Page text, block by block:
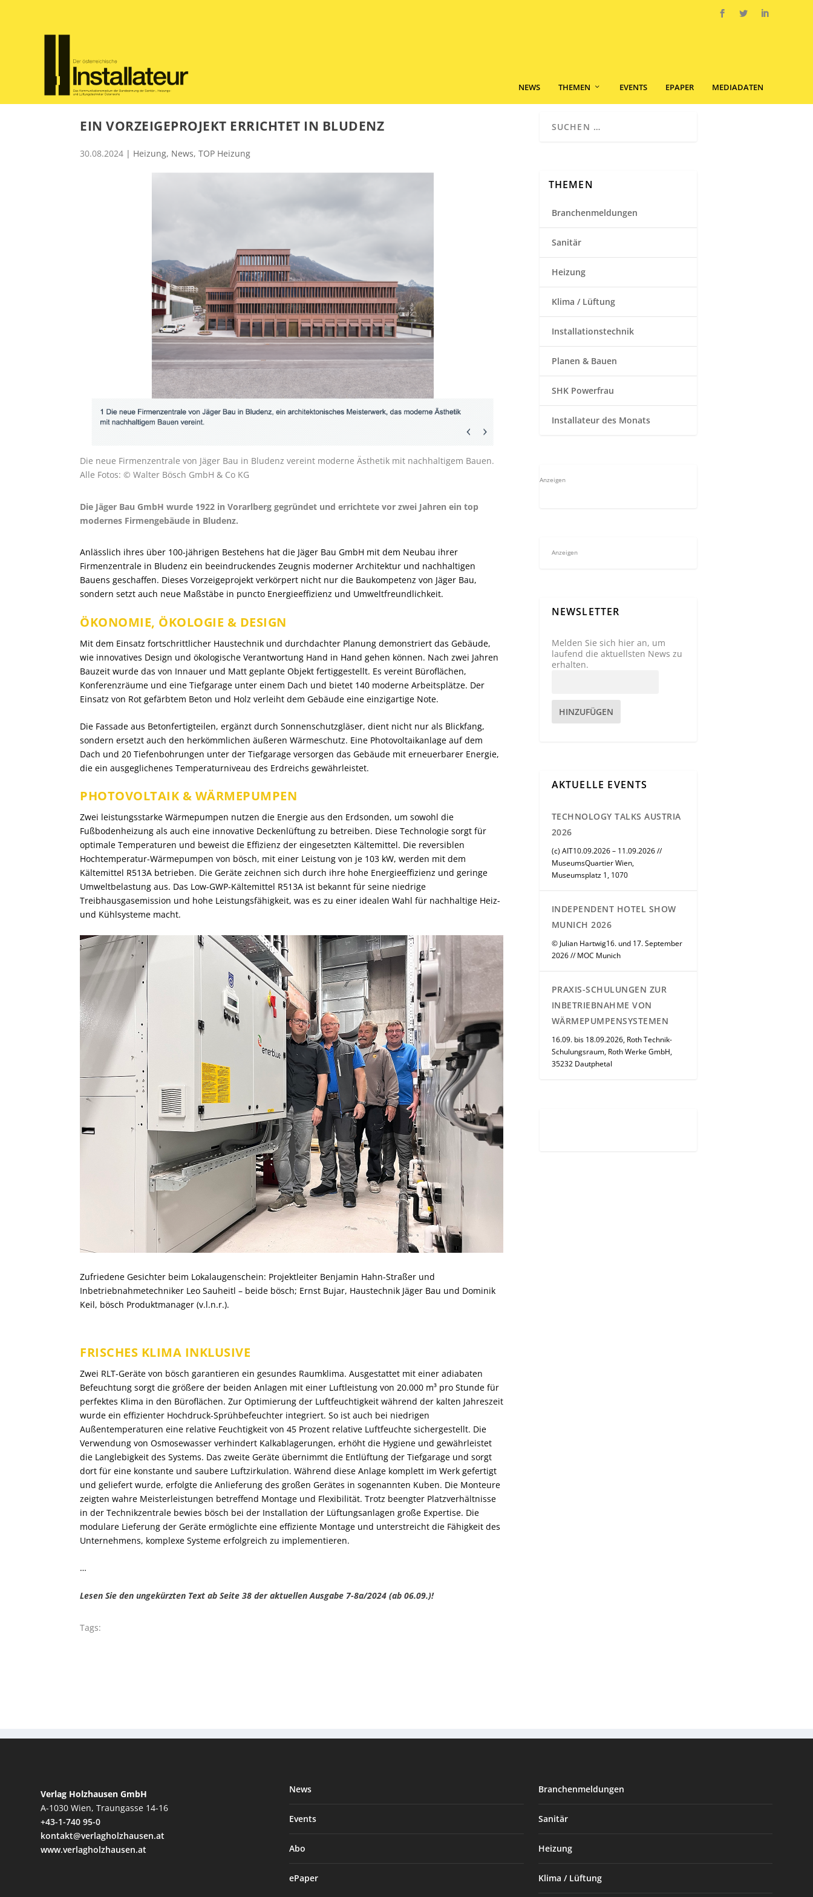
NEWS THEMEN EVENTS EPAPER MEDIADATEN
EIN VORZEIGEPROJEKT ERRICHTET IN BLUDENZ
30.08.2024 | Heizung, News, TOP Heizung
Die neue Firmenzentrale von Jäger Bau in Bludenz vereint moderne Ästhetik mit nachhaltigem Bauen.
Alle Fotos: © Walter Bösch GmbH & Co KG
Die Jäger Bau GmbH wurde 1922 in Vorarlberg gegründet und errichtete vor zwei Jahren ein top
modernes Firmengebäude in Bludenz.
Anlässlich ihres über 100-jährigen Bestehens hat die Jäger Bau GmbH mit dem Neubau ihrer
Firmenzentrale in Bludenz ein beeindruckendes Zeugnis moderner Architektur und nachhaltigen
Bauens geschaffen. Dieses Vorzeigeprojekt verkörpert nicht nur die Baukompetenz von Jäger Bau,
sondern setzt auch neue Maßstäbe in puncto Energieeffizienz und Umweltfreundlichkeit.
ÖKONOMIE, ÖKOLOGIE & DESIGN
Mit dem Einsatz fortschrittlicher Haustechnik und durchdachter Planung demonstriert das Gebäude,
wie innovatives Design und ökologische Verantwortung Hand in Hand gehen können. Nach zwei Jahren
Bauzeit wurde das von Innauer und Matt geplante Objekt fertiggestellt. Es vereint Büroflächen,
Konferenzräume und eine Tiefgarage unter einem Dach und bietet 140 moderne Arbeitsplätze. Der
Einsatz von Rot gefärbtem Beton und Holz verleiht dem Gebäude eine einzigartige Note.
Die Fassade aus Betonfertigteilen, ergänzt durch Sonnenschutzgläser, dient nicht nur als Blickfang,
sondern ersetzt auch den herkömmlichen äußeren Wärmeschutz. Eine Photovoltaikanlage auf dem
Dach und 20 Tiefenbohrungen unter der Tiefgarage versorgen das Gebäude mit erneuerbarer Energie,
die ein ausgeglichenes Temperaturniveau des Erdreichs gewährleistet.
PHOTOVOLTAIK & WÄRMEPUMPEN
Zwei leistungsstarke Wärmepumpen nutzen die Energie aus den Erdsonden, um sowohl die
Fußbodenheizung als auch eine innovative Deckenlüftung zu betreiben. Diese Technologie sorgt für
optimale Temperaturen und beweist die Effizienz der eingesetzten Kältemittel. Die reversiblen
Hochtemperatur-Wärmepumpen von bösch, mit einer Leistung von je 103 kW, werden mit dem
Kältemittel R513A betrieben. Die Geräte zeichnen sich durch ihre hohe Energieeffizienz und geringe
Umweltbelastung aus. Das Low-GWP-Kältemittel R513A ist bekannt für seine niedrige
Treibhausgasemission und hohe Leistungsfähigkeit, was es zu einer idealen Wahl für nachhaltige Heiz-
und Kühlsysteme macht.
Zufriedene Gesichter beim Lokalaugenschein: Projektleiter Benjamin Hahn-Straßer und
Inbetriebnahmetechniker Leo Sauheitl – beide bösch; Ernst Bujar, Haustechnik Jäger Bau und Dominik
Keil, bösch Produktmanager (v.l.n.r.).
FRISCHES KLIMA INKLUSIVE
Zwei RLT-Geräte von bösch garantieren ein gesundes Raumklima. Ausgestattet mit einer adiabaten
Befeuchtung sorgt die größere der beiden Anlagen mit einer Luftleistung von 20.000 m³ pro Stunde für
perfektes Klima in den Büroflächen. Zur Optimierung der Luftfeuchtigkeit während der kalten Jahreszeit
wurde ein effizienter Hochdruck-Sprühbefeuchter integriert. So ist auch bei niedrigen
Außentemperaturen eine relative Feuchtigkeit von 45 Prozent relative Luftfeuchte sichergestellt. Die
Verwendung von Osmosewasser verhindert Kalkablagerungen, erhöht die Hygiene und gewährleistet
die Langlebigkeit des Systems. Das zweite Geräte übernimmt die Entlüftung der Tiefgarage und sorgt
dort für eine konstante und saubere Luftzirkulation. Während diese Anlage komplett im Werk gefertigt
und geliefert wurde, erfolgte die Anlieferung des großen Gerätes in sogenannten Kuben. Die Monteure
zeigten wahre Meisterleistungen betreffend Montage und Flexibilität. Trotz beengter Platzverhältnisse
in der Technikzentrale bewies bösch bei der Installation der Lüftungsanlagen große Expertise. Die
modulare Lieferung der Geräte ermöglichte eine effiziente Montage und unterstreicht die Fähigkeit des
Unternehmens, komplexe Systeme erfolgreich zu implementieren.
…
Lesen Sie den ungekürzten Text ab Seite 38 der aktuellen Ausgabe 7-8a/2024 (ab 06.09.)!
Tags:
THEMEN
Branchenmeldungen
Sanitär
Heizung
Klima / Lüftung
Installationstechnik
Planen & Bauen
SHK Powerfrau
Installateur des Monats
Anzeigen
Anzeigen
NEWSLETTER
Melden Sie sich hier an, um
laufend die aktuellsten News zu
erhalten.
HINZUFÜGEN
AKTUELLE EVENTS
TECHNOLOGY TALKS AUSTRIA
2026
(c) AIT10.09.2026 – 11.09.2026 //
MuseumsQuartier Wien,
Museumsplatz 1, 1070
INDEPENDENT HOTEL SHOW
MUNICH 2026
© Julian Hartwig16. und 17. September
2026 // MOC Munich
PRAXIS-SCHULUNGEN ZUR
INBETRIEBNAHME VON
WÄRMEPUMPENSYSTEMEN
16.09. bis 18.09.2026, Roth Technik-
Schulungsraum, Roth Werke GmbH,
35232 Dautphetal
Verlag Holzhausen GmbH
A-1030 Wien, Traungasse 14-16
+43-1-740 95-0
kontakt@verlagholzhausen.at
www.verlagholzhausen.at
News
Events
Abo
ePaper
Branchenmeldungen
Sanitär
Heizung
Klima / Lüftung